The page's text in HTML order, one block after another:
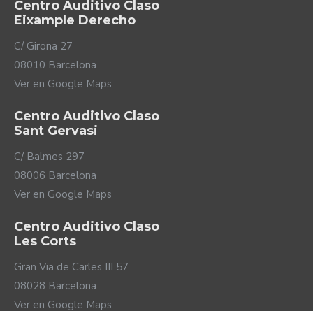
Centro Auditivo Claso
Eixample Derecho
C/ Girona 27
08010 Barcelona
Ver en Google Maps
Centro Auditivo Claso
Sant Gervasi
C/ Balmes 297
08006 Barcelona
Ver en Google Maps
Centro Auditivo Claso
Les Corts
Gran Via de Carles III 57
08028 Barcelona
Ver en Google Maps